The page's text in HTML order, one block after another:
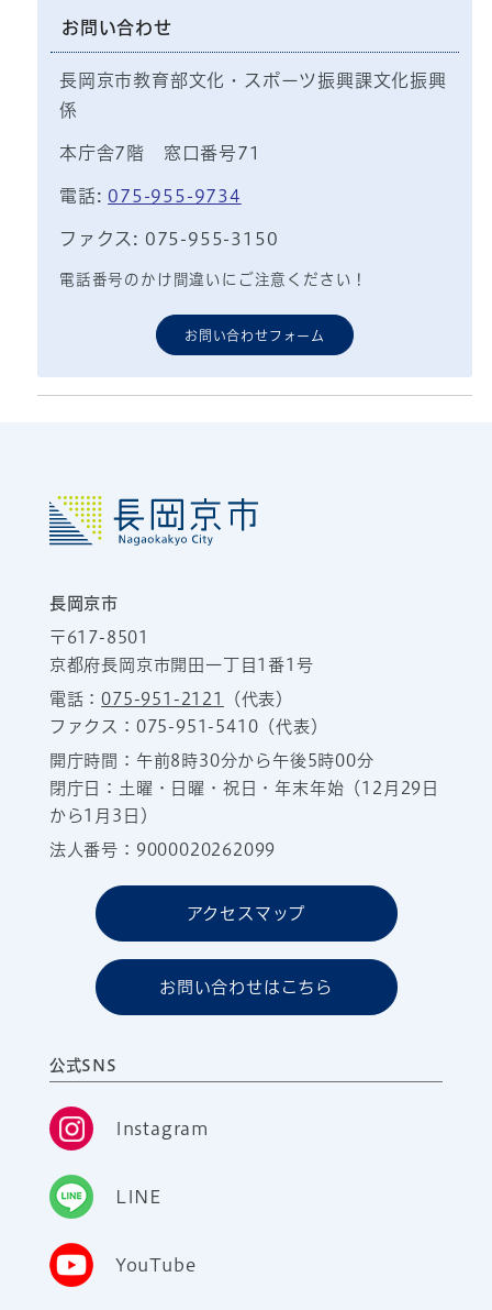
お問い合わせ
長岡京市教育部文化・スポーツ振興課文化振興
係
本庁舎7階 窓口番号71
電話: 075-955-9734
ファクス: 075-955-3150
電話番号のかけ間違いにご注意ください！
お問い合わせフォーム
長岡京市
〒617-8501
京都府長岡京市開田一丁目1番1号
電話：075-951-2121
（代表）
ファクス：075-951-5410（代表）
開庁時間：午前8時30分から午後5時00分
閉庁日：土曜・日曜・祝日・年末年始（12月29日
から1月3日）
法人番号：9000020262099
アクセスマップ
お問い合わせはこちら
公式SNS
Instagram
LINE
YouTube